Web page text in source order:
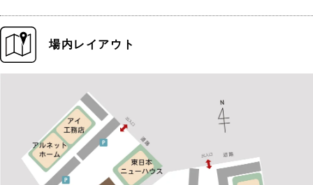
場内レイアウト